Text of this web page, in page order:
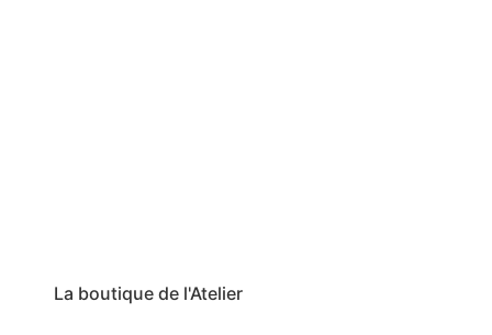
La boutique de l'Atelier